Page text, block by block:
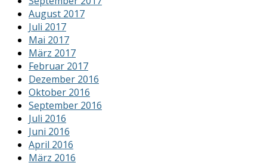
August 2017
Juli 2017
Mai 2017
März 2017
Februar 2017
Dezember 2016
Oktober 2016
September 2016
Juli 2016
Juni 2016
April 2016
März 2016